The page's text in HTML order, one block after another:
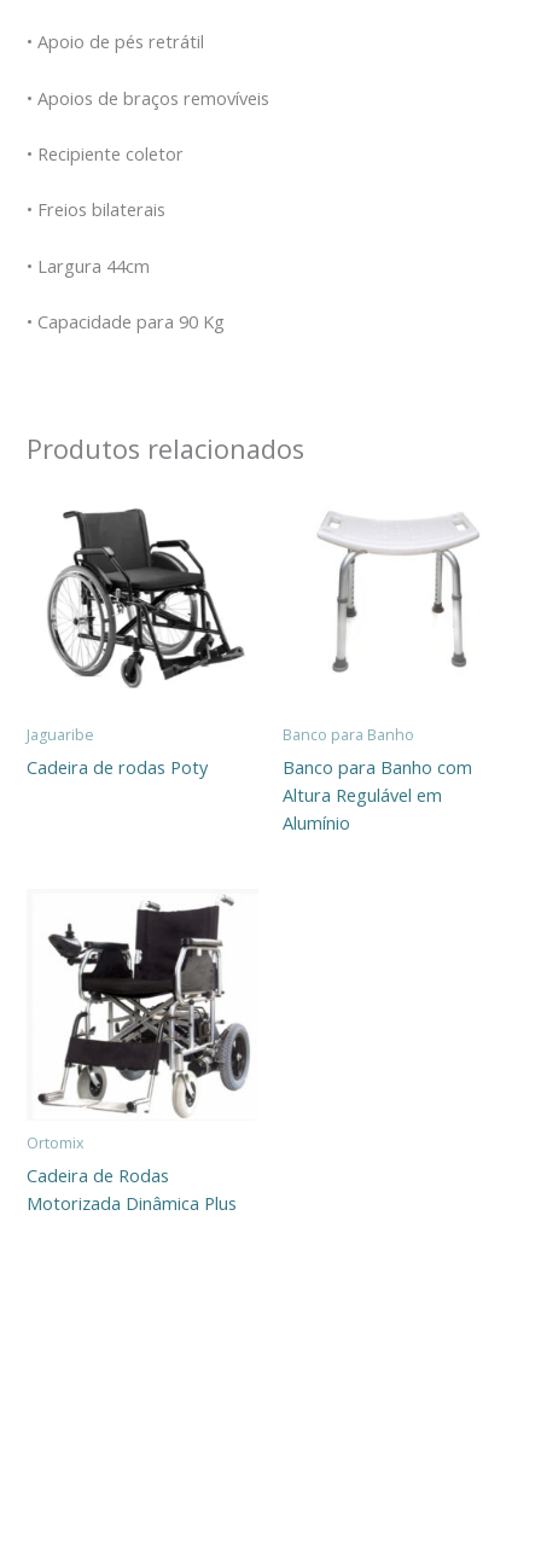
• Apoio de pés retrátil
• Apoios de braços removíveis
• Recipiente coletor
• Freios bilaterais
• Largura 44cm
• Capacidade para 90 Kg
Produtos relacionados
Jaguaribe
Cadeira de rodas Poty
Banco para Banho
Banco para Banho com
Altura Regulável em
Alumínio
Ortomix
Cadeira de Rodas
Motorizada Dinâmica Plus